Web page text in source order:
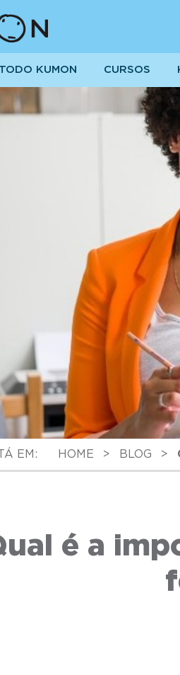
KUMON CURSOS
EM: HOME > BLOG >
é a